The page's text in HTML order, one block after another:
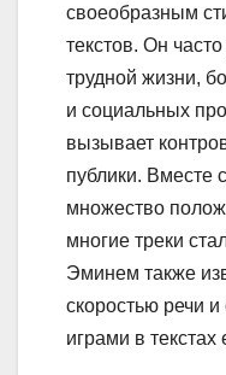
своеобразным
текстов. Он
трудной жизни,
и социальных
вызывает
публики. Вместе
множество
многие треки
Эминем также
скоростью речи
играми в текстах